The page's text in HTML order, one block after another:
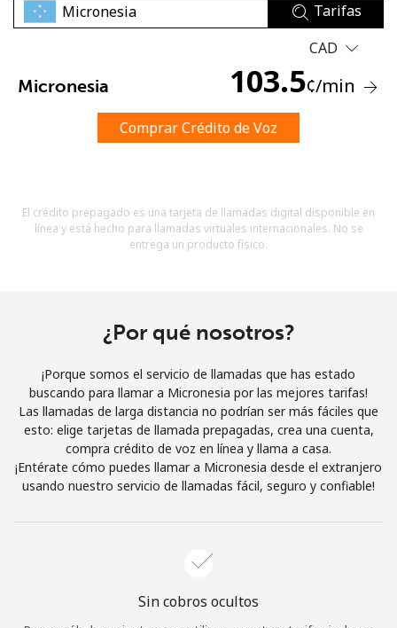
No se ha creado una contraseña
Mínimo 8 caracteres
Una letra mayúscula y una minúscula
estosTérminos y condiciones.
Únete
Tarifas
CAD
Micronesia 103.5¢/min
Comprar Crédito de Voz
El crédito prepagado es una tarjeta de llamadas digital disponible en
línea y está hecho para llamadas virtuales internacionales. No se
entrega un producto físico.
¿Por qué nosotros?
¡Porque somos el servicio de llamadas que has estado
buscando para llamar a Micronesia por las mejores tarifas!
Las llamadas de larga distancia no podrían ser más fáciles que
esto: elige tarjetas de llamada prepagadas, crea una cuenta,
compra crédito de voz en línea y llama a casa.
¡Entérate cómo puedes llamar a Micronesia desde el extranjero
usando nuestro servicio de llamadas fácil, seguro y confiable!
Sin cobros ocultos